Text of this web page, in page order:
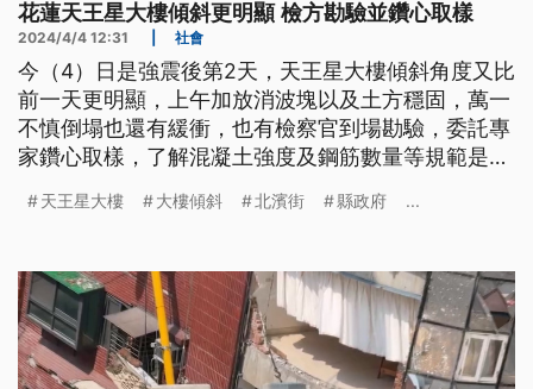
花蓮天王星大樓傾斜更明顯 檢方勘驗並鑽心取樣
2024/4/4 12:31 社會
今（4）日是強震後第2天，天王星大樓傾斜角度又比
前一天更明顯，上午加放消波塊以及土方穩固，萬一
不慎倒塌也還有緩衝，也有檢察官到場勘驗，委託專
家鑽心取樣，了解混凝土強度及鋼筋數量等規範是否
壓塌，昨日就開始拆除作業，因為生活了幾十年的家
感茫然而難過落淚，行政院長陳建仁到場視察後表
示，中央撥款3億元協助重建。
天王星大樓 大樓傾斜 北濱街 縣政府 ...